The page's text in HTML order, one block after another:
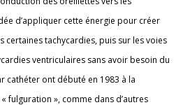
d’appliquer cette énergie pour créer
certaines tachycardies, puis sur les voies
ventriculaires sans avoir besoin du
cathéter ont débuté en 1983 à la
fulguration », comme dans d’autres